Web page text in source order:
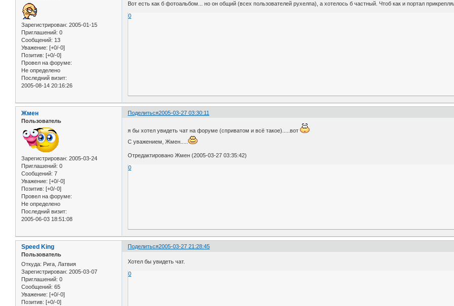
Зарегистрирован: 2005-01-15
Приглашений: 0
Сообщений: 13
Уважение: [+0/-0]
Позитив: [+0/-0]
Провел на форуме:
Не определено
Последний визит:
2005-08-14 20:16:26
Вот есть как б фотоальбом... но он общий (всех пользователей рухелпа), а хотелось б частный. Чтоб как и портал
0
Поделиться2005-03-27 03:30:11
Жмен
Пользователь
Зарегистрирован: 2005-03-24
Приглашений: 0
Сообщений: 7
Уважение: [+0/-0]
Позитив: [+0/-0]
Провел на форуме:
Не определено
Последний визит:
2005-06-03 18:51:08
я бы хотел увидеть чат на форуме (сприватом и всё такое).....вот
С уважением, Жмен.....
Отредактировано Жмен (2005-03-27 03:35:42)
0
Поделиться2005-03-27 21:28:45
Speed King
Пользователь
Откуда: Рига, Латвия
Зарегистрирован: 2005-03-07
Приглашений: 0
Сообщений: 65
Уважение: [+0/-0]
Позитив: [+0/-0]
Хотел бы увидеть чат.
0